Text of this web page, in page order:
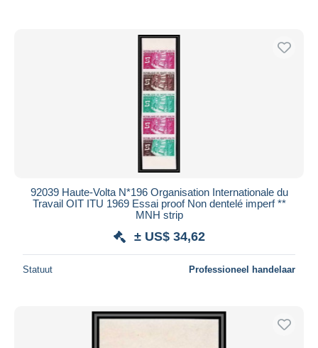
92039 Haute-Volta N*196 Organisation Internationale du
Travail OIT ITU 1969 Essai proof Non dentelé imperf **
MNH strip
± US$ 34,62
Statuut Professioneel handelaar